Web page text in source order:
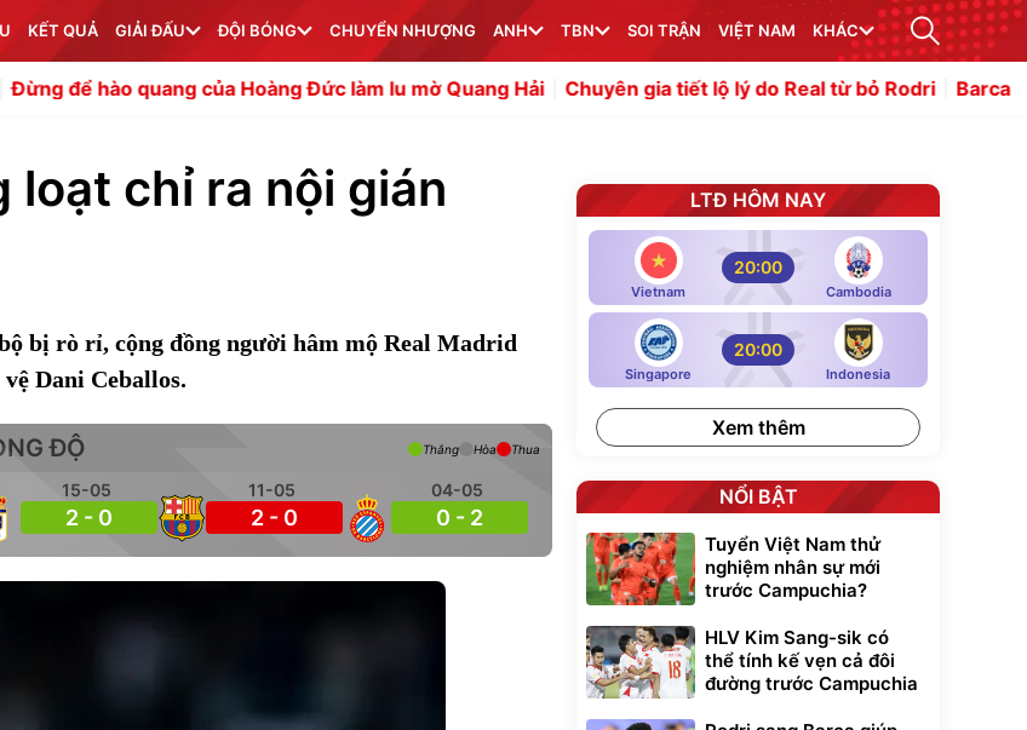
KẾT QUẢ GIẢI ĐẤU ĐỘI BÓNG CHUYỂN NHƯỢNG ANH TBN SOI TRẬN VIỆT NAM KHÁC
của Hoàng Đức làm lu mờ Quang Hải Chuyên gia tiết lộ lý do Real từ bỏ Rodri Barca lập danh
loạt chỉ ra nội gián
bị rò rỉ, cộng đồng người hâm mộ Real Madrid
Dani Ceballos.
ĐỘ
15-05
2 - 0
11-05
2 - 0
04-05
0 - 2
Thắng Hòa Thua
LTĐ HÔM NAY
Vietnam
20:00
Cambodia
Singapore
20:00
Indonesia
Xem thêm
NỔI BẬT
Tuyển Việt Nam thử
nghiệm nhân sự mới
trước Campuchia?
HLV Kim Sang-sik có
thể tính kế vẹn cả đôi
đường trước Campuchia